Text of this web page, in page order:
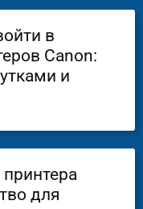
в
Canon:
и
для